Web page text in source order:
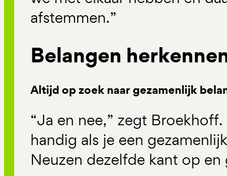
afstemmen.”
Belangen
Altijd op zoek naar gezamenlijk
“Ja en nee,” zegt
handig als je een
Neuzen dezelfde kant op en